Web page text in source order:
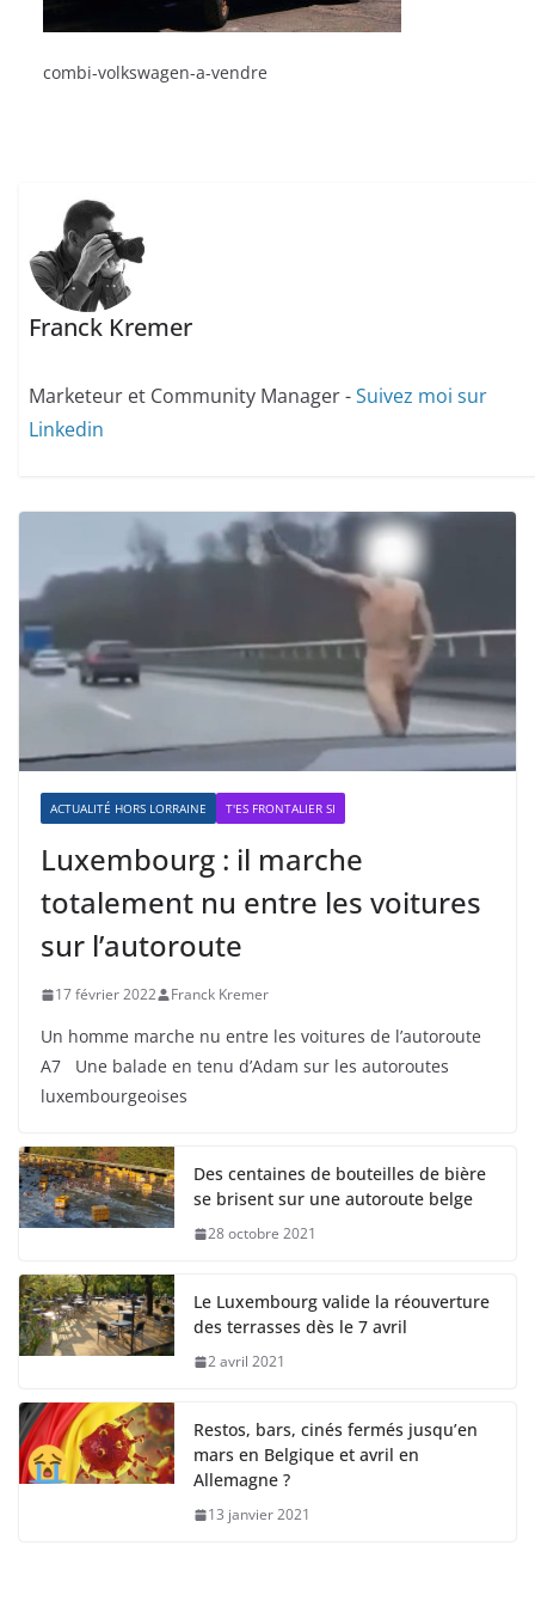
combi-volkswagen-a-vendre
Franck Kremer
Marketeur et Community Manager -Suivez moi sur
Linkedin
ACTUALITÉ HORS LORRAINE T'ES FRONTALIER SI
Luxembourg : il marche
totalement nu entre les voitures
sur l’autoroute
17 février 2022 Franck Kremer
Un homme marche nu entre les voitures de l’autoroute
A7 Une balade en tenu d’Adam sur les autoroutes
luxembourgeoises
Des centaines de bouteilles de bière
se brisent sur une autoroute belge
28 octobre 2021
Le Luxembourg valide la réouverture
des terrasses dès le 7 avril
2 avril 2021
Restos, bars, cinés fermés jusqu’en
mars en Belgique et avril en
Allemagne ?
13 janvier 2021